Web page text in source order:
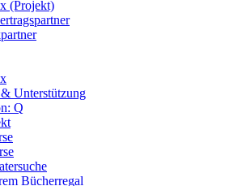
(Projekt)
Unterstützung
Q
Bücherregal